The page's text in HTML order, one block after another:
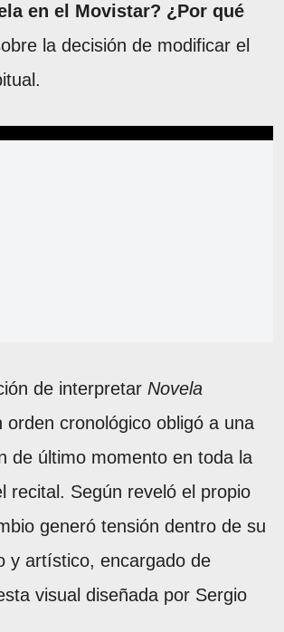
en el Movistar? ¿Por qué
la decisión de modificar el
de interpretar Novela
orden cronológico obligó a una
de último momento en toda la
recital. Según reveló el propio
generó tensión dentro de su
y artístico, encargado de
visual diseñada por Sergio